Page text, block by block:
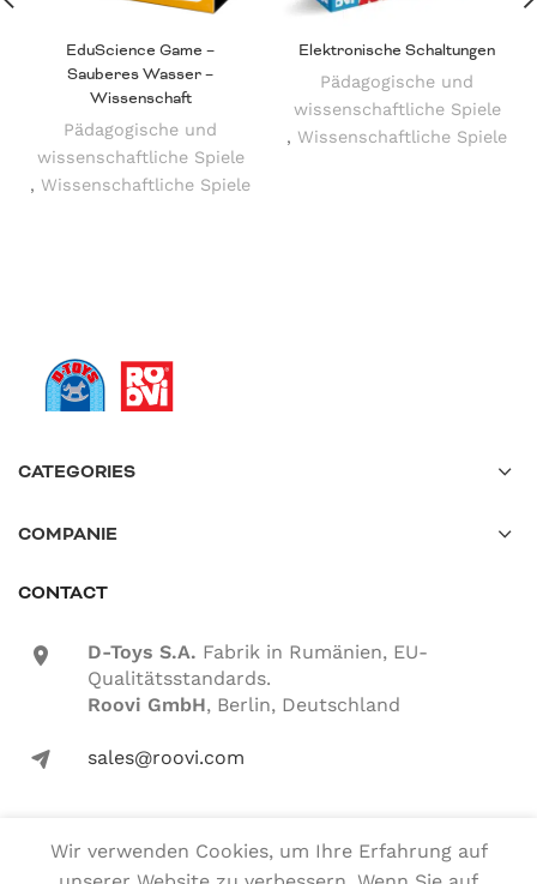
EduScience Game –
Sauberes Wasser –
Wissenschaft
Pädagogische und
wissenschaftliche Spiele
, Wissenschaftliche Spiele
Elektronische Schaltungen
Pädagogische und
wissenschaftliche Spiele
, Wissenschaftliche Spiele
CATEGORIES
COMPANIE
CONTACT
location-icon D-Toys S.A. Fabrik in Rumänien, EU-
Qualitätsstandards.
Roovi GmbH, Berlin, Deutschland
mail-icon sales@roovi.com
Alle Rechte vorbehalten
Wir verwenden Cookies, um Ihre Erfahrung auf